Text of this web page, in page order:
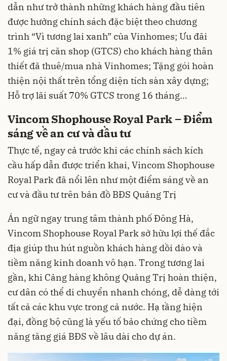
dẫn như trở thành những khách hàng đầu tiên
được hưởng chính sách đặc biệt theo chương
trình “Vì tương lai xanh” của Vinhomes; Ưu đãi
1% giá trị căn shop (GTCS) cho khách hàng thân
thiết đã thuê/mua nhà Vinhomes; Tặng gói hoàn
thiện nội thất trên tổng diện tích sàn xây dựng;
Hỗ trợ lãi suất 70% GTCS trong 16 tháng…
Vincom Shophouse Royal Park – Điểm
sáng về an cư và đầu tư
Thực tế, ngay cả trước khi các chính sách kích
cầu hấp dẫn được triển khai, Vincom Shophouse
Royal Park đã nổi lên như một điểm sáng về an
cư và đầu tư trên bản đồ BĐS Quảng Trị
Án ngữ ngay trung tâm thành phố Đông Hà,
Vincom Shophouse Royal Park sở hữu lợi thế đắc
địa giúp thu hút nguồn khách hàng dồi dào và
tiềm năng kinh doanh vô hạn. Trong tương lai
gần, khi Cảng hàng không Quảng Trị hoàn thiện,
cư dân có thể di chuyển nhanh chóng, dễ dàng tới
tất cả các khu vực trong cả nước. Hạ tầng hiện
đại, đồng bộ cũng là yếu tố bảo chứng cho tiềm
năng tăng giá BĐS về lâu dài cho dự án.